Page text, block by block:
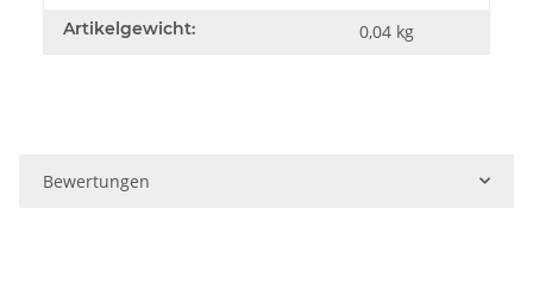
Artikelgewicht: 0,04 kg
Bewertungen